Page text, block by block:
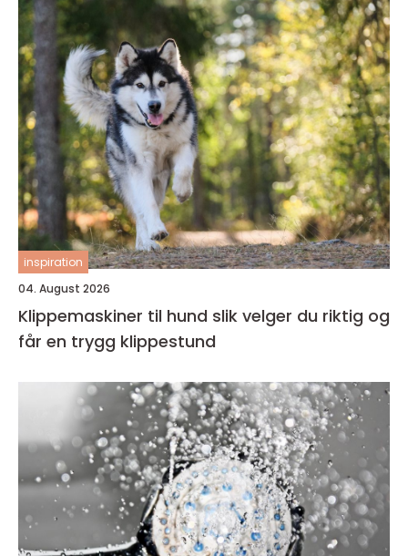
inspiration
04. August 2026
Klippemaskiner til hund slik velger du riktig og
får en trygg klippestund